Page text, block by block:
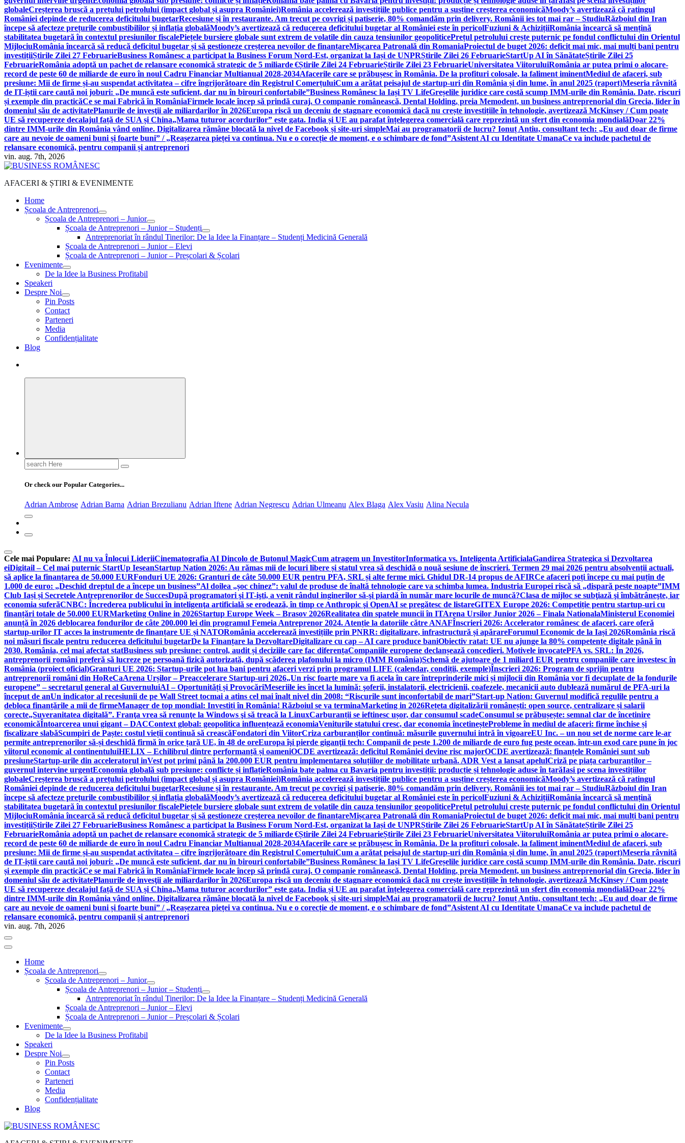
globaleCreșterea bruscă a prețului petrolului (impact global și asupra României)România accelerează investițiile publice pentru a susține creșterea economicăMoody’s avertizează că ratingul
României depinde de reducerea deficitului bugetarRecesiune și în restaurante. Am trecut pe covrigi și patiserie, 80% comandăm prin delivery. Românii ies tot mai rar – StudiuRăzboiul din Iran
începe să afecteze prețurile combustibililor și inflația globalăMoody’s avertizează că reducerea deficitului bugetar al României este în pericolFuziuni & AchizițiiRomânia încearcă să mențină
stabilitatea bugetară în contextul presiunilor fiscalePiețele bursiere globale sunt extrem de volatile din cauza tensiunilor geopoliticePrețul petrolului crește puternic pe fondul conflictului din Orientul
MijlociuRomânia încearcă să reducă deficitul bugetar și să gestioneze creșterea nevoilor de finanțareMișcarea Patronală din RomaniaProiectul de buget 2026: deficit mai mic, mai mulți bani pentru
investițiiȘtirile Zilei 27 FebruarieBusiness Românesc a participat la Business Forum Nord-Est, organizat la Iași de UNPRȘtirile Zilei 26 FebruarieStartUp AI în SănătateȘtirile Zilei 25
FebruarieRomânia adoptă un pachet de relansare economică strategic de 5 miliarde €Știrile Zilei 24 FebruarieȘtirile Zilei 23 FebruarieUniversitatea ViitoruluiRomânia ar putea primi o alocare-
record de peste 60 de miliarde de euro în noul Cadru Financiar Multianual 2028-2034Afacerile care se prăbușesc în România. De la profituri colosale, la faliment iminentMediul de afaceri, sub
presiune: Mii de firme și-au suspendat activitatea – cifre îngrijorătoare din Registrul ComerțuluiCum a arătat peisajul de startup-uri din România și din lume, în anul 2025 (raport)Meseria râvnită
de IT-iștii care caută noi joburi: „De muncă este suficient, dar nu în birouri confortabile”Business Românesc la Iași TV LifeGreșelile juridice care costă scump IMM-urile din România. Date, riscuri
și exemple din practicăCe se mai Fabrică în RomâniaFirmele locale încep să prindă curaj. O companie românească, Dental Holding, preia Memodent, un business antreprenorial din Grecia, lider în
domeniul său de activitatePlanurile de invesţii ale miliardarilor în 2026Europa riscă un deceniu de stagnare economică dacă nu crește investițiile în tehnologie, avertizează McKinsey / Cum poate
UE să recupereze decalajul față de SUA și China„Mama tuturor acordurilor” este gata. India și UE au parafat înțelegerea comercială care reprezintă un sfert din economia mondialăDoar 22%
dintre IMM-urile din România vând online. Digitalizarea rămâne blocată la nivel de Facebook și site-uri simpleMai au programatorii de lucru? Ionuț Antiu, consultant tech: „Eu aud doar de firme
care au nevoie de oameni buni și foarte buni” / „Reașezarea pieței va continua. Nu e o corecție de moment, e o schimbare de fond”Asistent AI cu Identitate UmanaCe va include pachetul de
relansare economică, pentru companii și antreprenori
vin. aug. 7th, 2026
AFACERI & ȘTIRI & EVENIMENTE
Home
Școala de Antreprenori
Școala de Antreprenori – Junior
Școala de Antreprenori – Junior – Studenți
Antreprenoriat în rândul Tinerilor: De la Idee la Finanțare – Studenți Medicină Generală
Școala de Antreprenori – Junior – Elevi
Școala de Antreprenori – Junior – Preșcolari & Școlari
Evenimente
De la Idee la Business Profitabil
Speakeri
Despre Noi
Pin Posts
Contact
Parteneri
Media
Confidențialitate
Blog
Search
for:
Or check our Popular Categories...
Adrian Ambrose Adrian Barna Adrian Brezulianu Adrian Iftene Adrian Negrescu Adrian Ulmeanu Alex Blaga Alex Vasiu Alina Necula
Cele mai Populare: AI nu va Înlocui LideriiCinematografia AI Dincolo de Butonul MagicCum atragem un InvestitorInformatica vs. Inteligenta ArtificialaGandirea Strategica si Dezvoltarea
eiDigitail – Cel mai puternic StartUp IeseanStartup Nation 2026: Au rămas mii de locuri libere și statul vrea să deschidă o nouă sesiune de înscrieri. Termen 29 mai 2026 pentru absolvenții actuali,
să aplice la finanțarea de 50.000 EURFonduri UE 2026: Granturi de câte 50.000 EUR pentru PFA, SRL și alte ferme mici. Ghidul DR-14 propus de AFIRCe afaceri poți începe cu mai puțin de
1.000 de euro: „Deschid dreptul de a începe un business”Al doilea „șoc chinez”: valul de produse de înaltă tehnologie care va schimba lumea. Industria Europei riscă să „dispară peste noapte”IMM
Club Iași și Secretele Antreprenorilor de SuccesDupă programatori şi IT-işti, a venit rândul inginerilor să-şi piardă în număr mare locurile de muncă?Clasa de mijloc se subţiază şi îmbătrâneşte, iar
economia suferăCNBC: Încrederea publicului în inteligenţa artificială se erodează, în timp ce Anthropic şi OpenAI se pregătesc de listareGITEX Europe 2026: Competiție pentru startup-uri cu
finanțări totale de 50.000 EURMarketing Online in 2026Startup Europe Week – Brasov 2026Realitatea din spatele muncii în ITArena Ursilor Junior 2026 – Finala NationalaMinisterul Economiei
anunță în 2026 deblocarea fondurilor de câte 200.000 lei din programul Femeia Antreprenor 2024. Atenție la datoriile către ANAFÎnscrieri 2026: Accelerator românesc de afaceri, care oferă
startup-urilor IT acces la instrumente de finanțare UE și NATORomânia accelerează investițiile prin PNRR: digitalizare, infrastructură și apărareForumul Economic de la Iași 2026România riscă
noi măsuri fiscale pentru reducerea deficitului bugetarDe la Finanțare la DezvoltareDigitalizare cu cap – AI care produce baniObiectiv ratat: UE nu ajunge la 80% competențe digitale până în
2030. România, cel mai afectat statBusiness sub presiune: control, audit și deciziile care fac diferențaCompaniile europene declanșează concedieri. Motivele invocatePFA vs. SRL: În 2026,
antreprenorii români preferă să lucreze pe persoană fizică autorizată, după scăderea plafonului la micro (IMM România)Schemă de ajutoare de 1 miliard EUR pentru companiile care investesc în
România (proiect oficial)Granturi UE 2026: Startup-urile pot lua bani pentru afaceri verzi prin programul LIFE (calendar, condiții, exemple)Înscrieri 2026: Program de sprijin pentru
antreprenorii români din HoReCaArena Urșilor – Preaccelerare Startup-uri 2026„Un risc foarte mare va fi acela în care întreprinderile mici și mijlocii din România vor fi decuplate de la fondurile
europene” – secretarul general al GuvernuluiAI – Oportunități și ProvocăriMeseriile ies încet la lumină: şoferii, instalatorii, electricienii, coafezele, mecanicii auto dublează numărul de PFA-uri la
început de anUn indicator al recesiunii de pe Wall Street tocmai a atins cel mai înalt nivel din 2008: “Riscurile sunt inconfortabil de mari”Start-up Nation: Guvernul modifică regulile pentru a
debloca finanțările a mii de firmeManager de top mondial: Investiți în România! Războiul se va terminaMarketing in 2026Rețeta digitalizării românești: open source, centralizare și salarii
corecte„Suveranitatea digitală”. Franţa vrea să renunţe la Windows şi să treacă la LinuxCarburanții se ieftinesc ușor, dar consumul scadeConsumul se prăbușește: semnal clar de încetinire
economicăÎntoarcerea unui gigant – DACContext global: geopolitica influențează economiaVeniturile statului cresc, dar economia încetineșteProbleme în mediul de afaceri: firme închise și
fiscalizare slabăScumpiri de Paște: costul vieții continuă să creascăFondatori din ViitorCriza carburanților continuă: măsurile guvernului intră în vigoareEU Inc. – un nou set de norme care le-ar
permite antreprenorilor să-și deschidă firmă în orice țară UE, în 48 de oreEuropa îşi pierde giganţii tech: Companii de peste 1.200 de miliarde de euro fug peste ocean, într-un exod care pune în joc
viitorul economic al continentuluiHELIX – Echilibrul dintre performanță și oameniOCDE avertizează: deficitul României devine risc majorOCDE avertizează: finanțele României sunt sub
presiuneStartup-urile din acceleratorul inVest pot primi până la 200.000 EUR pentru implementarea soluțiilor de mobilitate urbană. ADR Vest a lansat apelulCriză pe piața carburanților –
guvernul intervine urgentEconomia globală sub presiune: conflicte și inflațieRomânia bate palma cu Bavaria pentru investiții: producție și tehnologie aduse în țarăIasi pe scena investițiilor
globaleCreșterea bruscă a prețului petrolului (impact global și asupra României)România accelerează investițiile publice pentru a susține creșterea economicăMoody’s avertizează că ratingul
României depinde de reducerea deficitului bugetarRecesiune și în restaurante. Am trecut pe covrigi și patiserie, 80% comandăm prin delivery. Românii ies tot mai rar – StudiuRăzboiul din Iran
începe să afecteze prețurile combustibililor și inflația globalăMoody’s avertizează că reducerea deficitului bugetar al României este în pericolFuziuni & AchizițiiRomânia încearcă să mențină
stabilitatea bugetară în contextul presiunilor fiscalePiețele bursiere globale sunt extrem de volatile din cauza tensiunilor geopoliticePrețul petrolului crește puternic pe fondul conflictului din Orientul
MijlociuRomânia încearcă să reducă deficitul bugetar și să gestioneze creșterea nevoilor de finanțareMișcarea Patronală din RomaniaProiectul de buget 2026: deficit mai mic, mai mulți bani pentru
investițiiȘtirile Zilei 27 FebruarieBusiness Românesc a participat la Business Forum Nord-Est, organizat la Iași de UNPRȘtirile Zilei 26 FebruarieStartUp AI în SănătateȘtirile Zilei 25
FebruarieRomânia adoptă un pachet de relansare economică strategic de 5 miliarde €Știrile Zilei 24 FebruarieȘtirile Zilei 23 FebruarieUniversitatea ViitoruluiRomânia ar putea primi o alocare-
record de peste 60 de miliarde de euro în noul Cadru Financiar Multianual 2028-2034Afacerile care se prăbușesc în România. De la profituri colosale, la faliment iminentMediul de afaceri, sub
presiune: Mii de firme și-au suspendat activitatea – cifre îngrijorătoare din Registrul ComerțuluiCum a arătat peisajul de startup-uri din România și din lume, în anul 2025 (raport)Meseria râvnită
de IT-iștii care caută noi joburi: „De muncă este suficient, dar nu în birouri confortabile”Business Românesc la Iași TV LifeGreșelile juridice care costă scump IMM-urile din România. Date, riscuri
și exemple din practicăCe se mai Fabrică în RomâniaFirmele locale încep să prindă curaj. O companie românească, Dental Holding, preia Memodent, un business antreprenorial din Grecia, lider în
domeniul său de activitatePlanurile de invesţii ale miliardarilor în 2026Europa riscă un deceniu de stagnare economică dacă nu crește investițiile în tehnologie, avertizează McKinsey / Cum poate
UE să recupereze decalajul față de SUA și China„Mama tuturor acordurilor” este gata. India și UE au parafat înțelegerea comercială care reprezintă un sfert din economia mondialăDoar 22%
dintre IMM-urile din România vând online. Digitalizarea rămâne blocată la nivel de Facebook și site-uri simpleMai au programatorii de lucru? Ionuț Antiu, consultant tech: „Eu aud doar de firme
care au nevoie de oameni buni și foarte buni” / „Reașezarea pieței va continua. Nu e o corecție de moment, e o schimbare de fond”Asistent AI cu Identitate UmanaCe va include pachetul de
relansare economică, pentru companii și antreprenori
vin. aug. 7th, 2026
Home
Școala de Antreprenori
Școala de Antreprenori – Junior
Școala de Antreprenori – Junior – Studenți
Antreprenoriat în rândul Tinerilor: De la Idee la Finanțare – Studenți Medicină Generală
Școala de Antreprenori – Junior – Elevi
Școala de Antreprenori – Junior – Preșcolari & Școlari
Evenimente
De la Idee la Business Profitabil
Speakeri
Despre Noi
Pin Posts
Contact
Parteneri
Media
Confidențialitate
Blog